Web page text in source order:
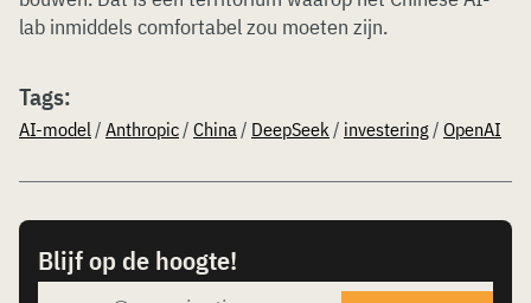
lab inmiddels comfortabel zou moeten zijn.
Tags:
AI-model/ Anthropic/ China/ DeepSeek/ investering/ OpenAI
Blijf op de hoogte!